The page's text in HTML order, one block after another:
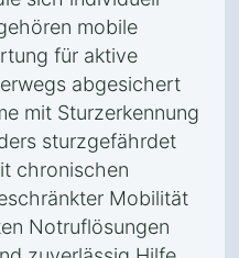
mobile
für aktive
abgesichert
mit Sturzerkennung
sturzgefährdet
chronischen
Mobilität
Notruflösungen